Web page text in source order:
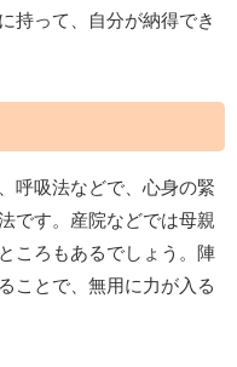
持って、自分が納得でき
呼吸法などで、心身の緊
です。産院などでは母親
ころもあるでしょう。陣
ことで、無用に力が入る